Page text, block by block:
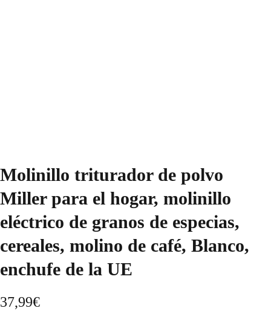
Molinillo triturador de polvo
Miller para el hogar, molinillo
eléctrico de granos de especias,
cereales, molino de café, Blanco,
enchufe de la UE
37,99€